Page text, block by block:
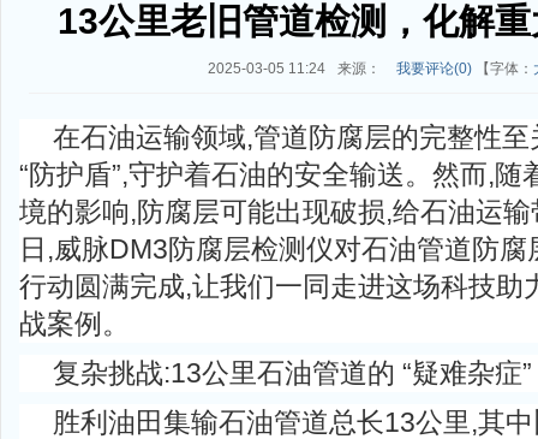
13公里老旧管道检测，化解
2025-03-05 11:24 来源： 我要评论(0)【字体：
在石油运输领域,管道防腐层的完整性
“防护盾”,守护着石油的安全输送。然而,随
境的影响,防腐层可能出现破损,给石油运
日,威脉DM3防腐层检测仪对石油管道防腐
行动圆满完成,让我们一同走进这场科技助
战案例。
复杂挑战:13公里石油管道的 “疑难杂症”
胜利油田集输石油管道总长13公里,其